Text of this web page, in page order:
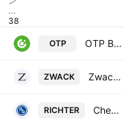
ボ
ル
OTP OTP Bank Nyrt
ZWACK Zwack Unicum Nyrt.
RICHTER Chemical Works of Gedeon Richter Plc